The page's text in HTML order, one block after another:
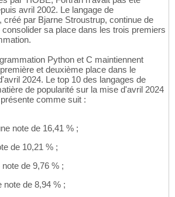
avril 2002. Le langage de
créé par Bjarne Stroustrup, continue de
sa place dans les trois premiers
Python et C maintiennent
et deuxième place dans le
2024. Le top 10 des langages de
de popularité sur la mise d'avril 2024
comme suit :
note de 16,41 % ;
de 10,21 % ;
de 9,76 % ;
note de 8,94 % ;